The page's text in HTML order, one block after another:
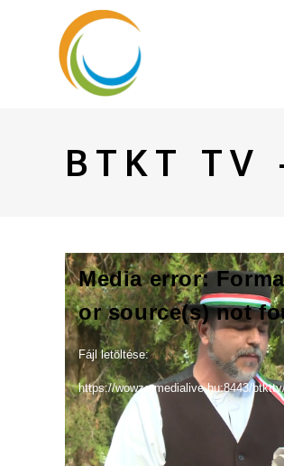
BTKT TV
Videólejátszó
Media error:
or source(s) not
Fájl letöltése:
https://wowza.medialive.hu:8443/